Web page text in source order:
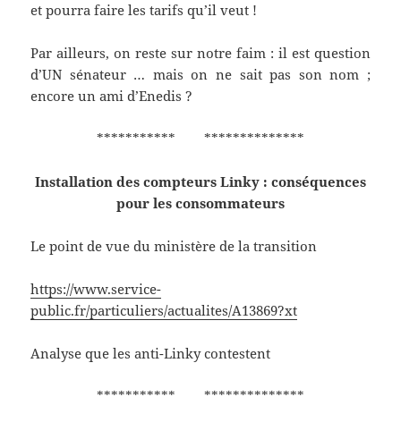
et pourra faire les tarifs qu’il veut !
Par ailleurs, on reste sur notre faim : il est question
d’UN sénateur … mais on ne sait pas son nom ;
encore un ami d’Enedis ?
*********** **************
Installation des compteurs Linky : conséquences
pour les consommateurs
Le point de vue du ministère de la transition
https://www.service-
public.fr/particuliers/actualites/A13869?xt
Analyse que les anti-Linky contestent
*********** **************